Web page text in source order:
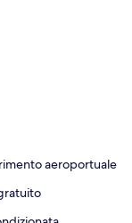
aeroportuale